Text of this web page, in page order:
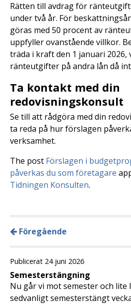
Rätten till avdrag för
under två år. För
göras med 50 procent av
uppfyller ovanstående villkor.
träda i kraft den 1 januari
ränteutgifter på andra lån då
Ta kontakt med din
redovisningskonsult
Se till att rådgöra med din
ta reda på hur förslagen
verksamhet.
The post Förslagen i
påverkas du som företagare
Tidningen Konsulten.
Föregående
Publicerat 24 juni 2026
Semesterstängning
Nu går vi mot semester och
sedvanligt semesterstängt